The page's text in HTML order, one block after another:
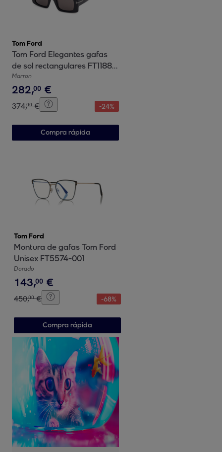
Tom Ford
Tom Ford Elegantes gafas
de sol rectangulares FT1188
brigitta
Marron
282,00 €
374,00 € -24%
Compra rápida
Tom Ford
Montura de gafas Tom Ford
Unisex FT5574-001
Dorado
143,00 €
450,00 € -68%
Compra rápida